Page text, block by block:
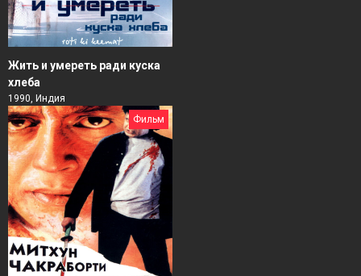
Жить и умереть ради куска
хлеба
1990, Индия
Фильм